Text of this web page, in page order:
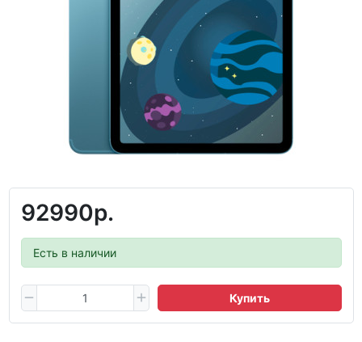
92990р.
Есть в наличии
Купить